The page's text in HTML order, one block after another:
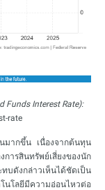
Funds Interest Rate):
rate
มากขึ้น เนื่องจากต้นทุน
ารสินทรัพย์เสี่ยงของนัก
บดังกล่าวเห็นได้ชัดเป็น
นโลยีมีความอ่อนไหวต่อ